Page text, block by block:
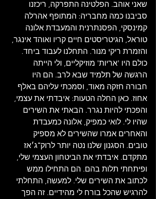
שאני אוהב. הפלטינה התפרקה, ריכזנו
סביבנו כמה מחבריה: המתופף אהרלה
קמינסקי, הפסנתרנית והמעבדת אלונה
טוראל, הגיטריסטים חיים קריו ואוהד אינגר,
והזמרת ריקי מנור. התחלנו לעבוד ביחד.
כולם היו 'אריות' מוזיקליים, ולי הייתה
הרגשה של תלמיד שבא לרב. הם היו
חבורה חזקה מאוד, וסמכתי עליהם באלף
אחוז. כאן החלה הטעות: איבדתי את עצמי,
והפכתי להיות נגרר. הבאתי את השירים
שהיו לי. לואי כמפיק, אלונה כמעבדת
והאחרים אמרו שהשירים לא מספיק
טובים. הסגנון שלנו נטה יותר לרוק־ג׳אז
מתקדם. איבדתי את הביטחון העצמי שלי,
ופיתחתי תלות בהם. הם התחילו ממש
לכתוב את השירים שלי. למעשה, התחלתי
להרגיש שהכל בורח לי מהידיים. זה הפך